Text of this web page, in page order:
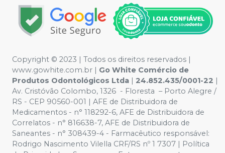
Copyright ©️ 2023 | Todos os direitos reservados |
www.gowhite.com.br | Go White Comércio de
Produtos Odontológicos Ltda | 24.852.435/0001-22 |
Av. Cristóvão Colombo, 1326 - Floresta – Porto Alegre /
RS - CEP 90560-001 | AFE de Distribuidora de
Medicamentos - n° 118292-6, AFE de Distribuidora de
Correlatos - n° 816638-7, AFE de Distribuidora de
Saneantes - n° 308439-4 - Farmacêutico responsável:
Rodrigo Nascimento Vilella CRF/RS nº 1 7307 | Política